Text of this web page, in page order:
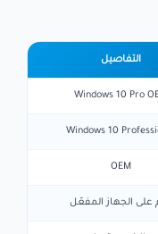
التفاصيل
Windows 10 Pro
Windows 10
OEM
على الجهاز المفعّل